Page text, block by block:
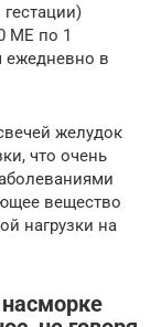
МЕ по 1
ежедневно в
желудок
что очень
вещество
нагрузки на